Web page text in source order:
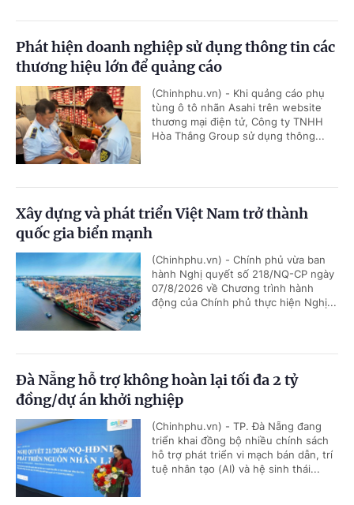
Phát hiện doanh nghiệp sử dụng thông tin các
thương hiệu lớn để quảng cáo
(Chinhphu.vn) - Khi quảng cáo phụ
tùng ô tô nhãn Asahi trên website
thương mại điện tử, Công ty TNHH
Hòa Thắng Group sử dụng thông...
Xây dựng và phát triển Việt Nam trở thành
quốc gia biển mạnh
(Chinhphu.vn) - Chính phủ vừa ban
hành Nghị quyết số 218/NQ-CP ngày
07/8/2026 về Chương trình hành
động của Chính phủ thực hiện Nghị...
Đà Nẵng hỗ trợ không hoàn lại tối đa 2 tỷ
đồng/dự án khởi nghiệp
(Chinhphu.vn) - TP. Đà Nẵng đang
triển khai đồng bộ nhiều chính sách
hỗ trợ phát triển vi mạch bán dẫn, trí
tuệ nhân tạo (AI) và hệ sinh thái...